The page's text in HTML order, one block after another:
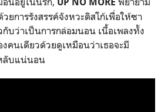
การรังสรรค์จังหวะดิสโก้เพื่อให้ซา
บว่าเป็นการกล่อมนอน เนื้อเพลงทั้ง
คนเดียวด้วยดูเหมือนว่าเธอจะมี
ลับแน่นอน